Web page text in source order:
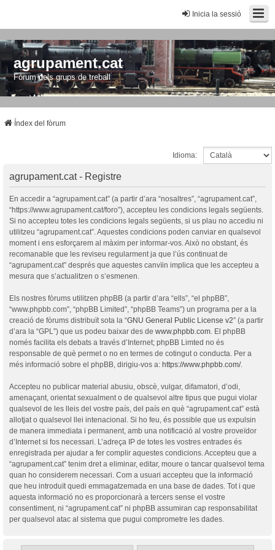
Inicia la sessió
agrupament.cat
Fòrum dels grups de treball
Índex del fòrum
Idioma:
agrupament.cat - Registre
En accedir a “agrupament.cat” (a partir d’ara “nosaltres”, “agrupament.cat”,
“https://www.agrupament.cat/foro”), accepteu les condicions legals següents.
Si no accepteu totes les condicions legals següents, si us plau no accediu ni
utilitzeu “agrupament.cat”. Aquestes condicions poden canviar en qualsevol
moment i ens esforçarem al màxim per informar-vos. Això no obstant, és
recomanable que les reviseu regularment ja que l’ús continuat de
“agrupament.cat” després que aquestes canvïin implica que les accepteu a
mesura que s’actualitzen o s’esmenen.
Els nostres fòrums utilitzen phpBB (a partir d’ara “ells”, “el phpBB”,
“www.phpbb.com”, “phpBB Limited”, “phpBB Teams”) un programa per a la
creació de fòrums distribuït sota la “GNU General Public License v2” (a partir
d’ara la “GPL”) que us podeu baixar des de www.phpbb.com . El phpBB
només facilita els debats a través d’Internet; phpBB Limted no és
responsable de què permet o no en termes de cotingut o conducta. Per a
més informació sobre el phpBB, dirigiu-vos a: https://www.phpbb.com/.
Accepteu no publicar material abusiu, obscè, vulgar, difamatori, d’odi,
amenaçant, orientat sexualment o de qualsevol altre tipus que pugui violar
qualsevol de les lleis del vostre país, del país en què “agrupament.cat” està
allotjat o qualsevol llei intenacional. Si ho feu, és possible que us expulsin
de manera immediata i permanent, amb una notificació al vostre proveïdor
d’Internet si fos necessari. L’adreça IP de totes les vostres entrades és
enregistrada per ajudar a fer complir aquestes condicions. Accepteu que a
“agrupament.cat” tenim dret a eliminar, editar, moure o tancar qualsevol tema
quan ho considerem necessari. Com a usuari accepteu que la informació
que heu introduït quedi emmagatzemada en una base de dades. Tot i que
aquesta informació no es proporcionarà a tercers sense el vostre
consentiment, ni “agrupament.cat” ni phpBB assumiran cap responsabilitat
per qualsevol atac al sistema que pugui comprometre les dades.